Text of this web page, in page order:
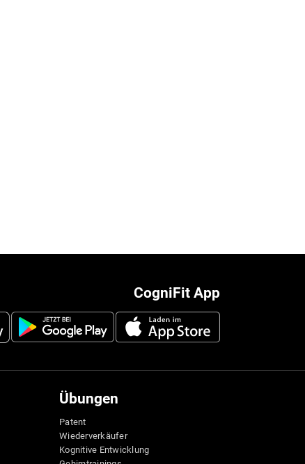
CogniFit App
Übungen
Patent
Wiederverkäufer
Kognitive Entwicklung